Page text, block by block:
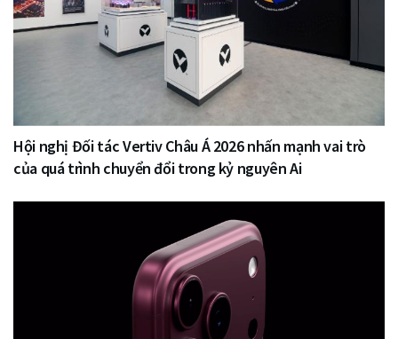
Hội nghị Đối tác Vertiv Châu Á 2026 nhấn mạnh vai trò
của quá trình chuyển đổi trong kỷ nguyên Ai